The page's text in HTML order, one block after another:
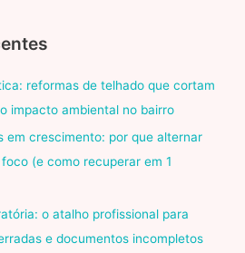
reformas de telhado que cortam
impacto ambiental no bairro
em crescimento: por que alternar
(e como recuperar em 1
o atalho profissional para
e documentos incompletos